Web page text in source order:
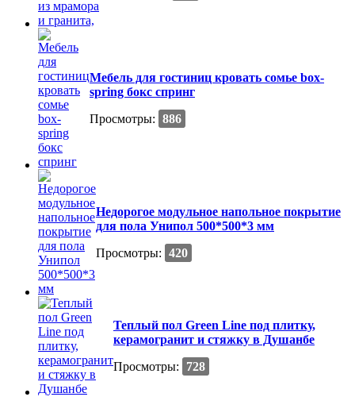
Мебель для гостиниц кровать сомье box-
spring бокс спринг
Просмотры: 886
Недорогое модульное напольное покрытие
для пола Унипол 500*500*3 мм
Просмотры: 420
Теплый пол Green Line под плитку,
керамогранит и стяжку в Душанбе
Просмотры:
728